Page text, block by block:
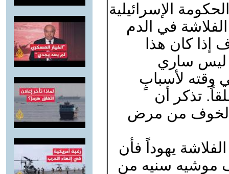
الإسرائيلية
في الدم
أنا لا أعرف إذا كان هذا
ليس ساري
في وقته لأسبابٍ
تذكر أن
الخوف من مرض
يهوداً فأن
موشيه سنيه من